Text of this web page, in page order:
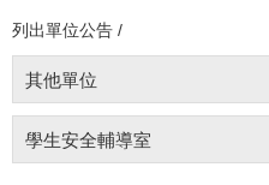
列出單位公告 /
其他單位
學生安全輔導室